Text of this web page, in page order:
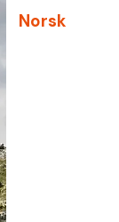
Norsk